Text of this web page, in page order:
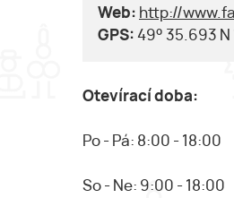
Web: http://
GPS: 49° 35.693 N
Otevírací doba:
Po - Pá: 8:00 - 18:00
So - Ne: 9:00 - 18:00